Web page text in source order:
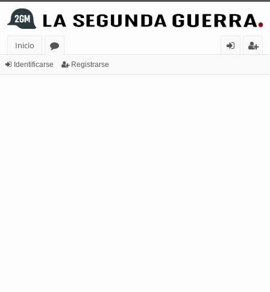
Inicio
or
Identificarse Registrarse